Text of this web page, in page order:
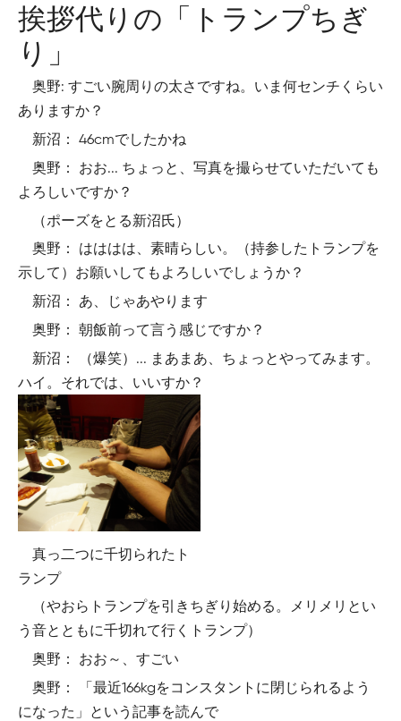
挨拶代りの「トランプちぎ
り」
奥野: すごい腕周りの太さですね。いま何センチくらい
ありますか？
新沼： 46cmでしたかね
奥野： おお... ちょっと、写真を撮らせていただいても
よろしいですか？
（ポーズをとる新沼氏）
奥野： はははは、素晴らしい。（持参したトランプを
示して）お願いしてもよろしいでしょうか？
新沼： あ、じゃあやります
奥野： 朝飯前って言う感じですか？
新沼： （爆笑）... まあまあ、ちょっとやってみます。
ハイ。それでは、いいすか？
真っ二つに千切られたト
ランプ
（やおらトランプを引きちぎり始める。メリメリとい
う音とともに千切れて行くトランプ）
奥野： おお～、すごい
奥野： 「最近166kgをコンスタントに閉じられるよう
になった」という記事を読んで